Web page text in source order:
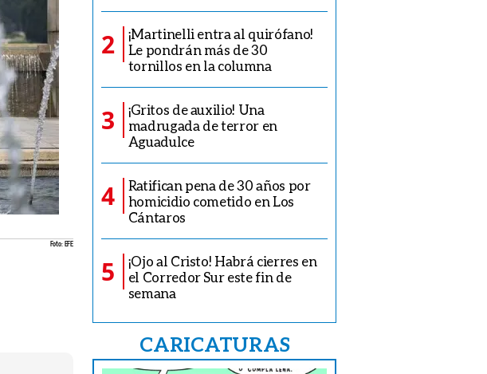
Foto: EFE
2
¡Martinelli entra al quirófano!
Le pondrán más de 30
tornillos en la columna
3
¡Gritos de auxilio! Una
madrugada de terror en
Aguadulce
4
Ratifican pena de 30 años por
homicidio cometido en Los
Cántaros
5
¡Ojo al Cristo! Habrá cierres en
el Corredor Sur este fin de
semana
CARICATURAS